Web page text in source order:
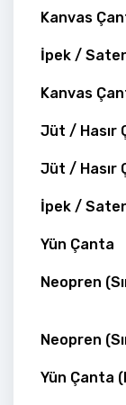
Kanvas
İpek /
Kanvas
Jüt / Hasır
Jüt / Hasır
İpek /
Yün Çanta
Neopren
Neopren
Yün Çanta